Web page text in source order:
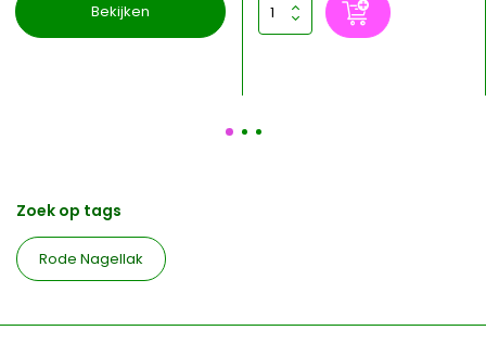
Bekijken
Zoek op tags
Rode Nagellak